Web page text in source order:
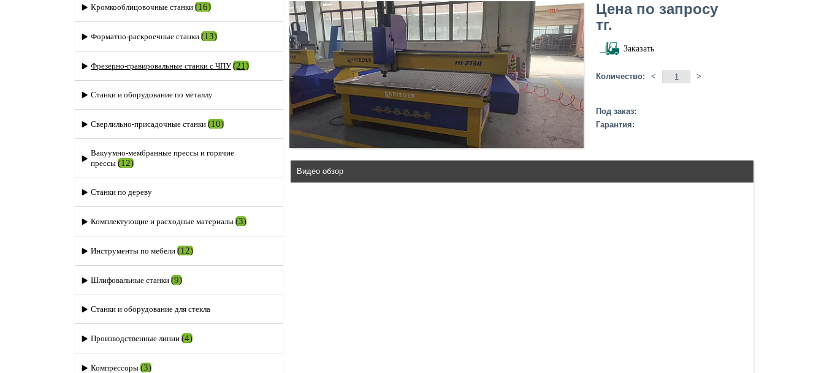
Кромкооблицовочные станки (16)
Форматно-раскроечные станки (13)
Фрезерно-гравировальные станки с ЧПУ (21)
Станки и оборудование по металлу
Сверлильно-присадочные станки (10)
Вакуумно-мембранные прессы и горячие
прессы (12)
Станки по дереву
Комплектующие и расходные материалы (3)
Инструменты по мебели (12)
Шлифовальные станки (9)
Станки и оборудование для стекла
Производственные линии (4)
Компрессоры (3)
Цена по запросу
тг.
Заказать
Количество: < >
Под заказ:
Гарантия:
Видео обзор